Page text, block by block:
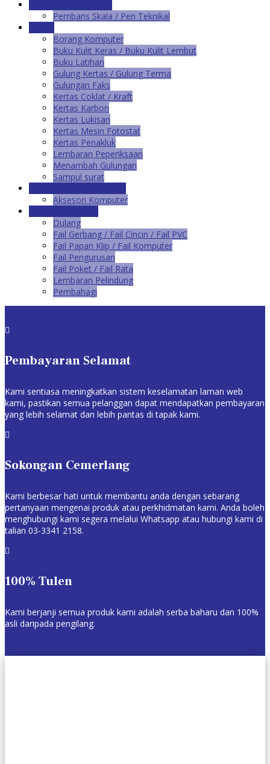
Pembaris Skala / Pen Teknikal
Borang Komputer
Buku Kulit Keras / Buku Kulit Lembut
Buku Latihan
Gulung Kertas / Gulung Terma
Gulungan Faks
Kertas Coklat / Kraft
Kertas Karbon
Kertas Lukisan
Kertas Mesin Fotostat
Kertas Penakluk
Lembaran Peperiksaan
Menambah Gulungan
Sampul surat
Aksesori Komputer
Dulang
Fail Gerbang / Fail Cincin / Fail PVC
Fail Papan Klip / Fail Komputer
Fail Pengurusan
Fail Poket / Fail Rata
Lembaran Pelindung
Pembahagi

Pembayaran Selamat
Kami sentiasa meningkatkan sistem keselamatan laman web
kami, pastikan semua pelanggan dapat mendapatkan pembayaran
yang lebih selamat dan lebih pantas di tapak kami.

Sokongan Cemerlang
Kami berbesar hati untuk membantu anda dengan sebarang
pertanyaan mengenai produk atau perkhidmatan kami. Anda boleh
menghubungi kami segera melalui Whatsapp atau hubungi kami di
talian 03-3341 2158.

100% Tulen
Kami berjanji semua produk kami adalah serba baharu dan 100%
asli daripada pengilang.